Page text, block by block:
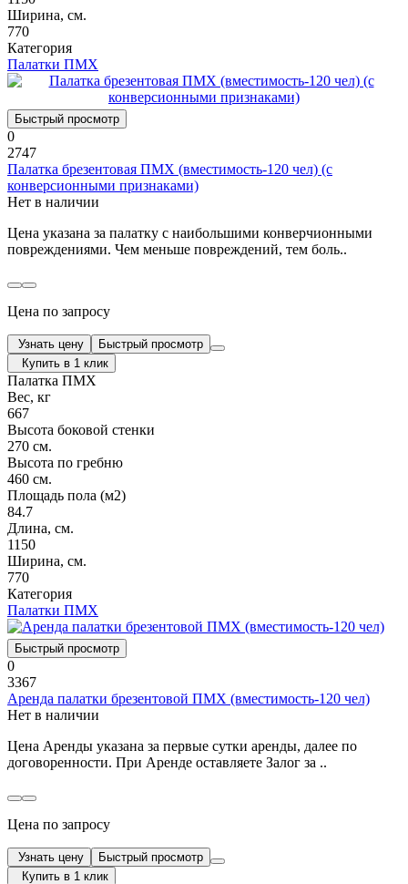
Ширина, см.
770
Категория
Палатки ПМХ
Быстрый просмотр
0
2747
Палатка брезентовая ПМХ (вместимость-120 чел) (с
конверсионными признаками)
Нет в наличии
Цена указана за палатку с наибольшими конверчионными
повреждениями. Чем меньше повреждений, тем боль..
Цена по запросу
Узнать цену
Быстрый просмотр
Купить в 1 клик
Палатка ПМХ
Вес, кг
667
Высота боковой стенки
270 см.
Высота по гребню
460 см.
Площадь пола (м2)
84.7
Длина, см.
1150
Ширина, см.
770
Категория
Палатки ПМХ
Быстрый просмотр
0
3367
Аренда палатки брезентовой ПМХ (вместимость-120 чел)
Нет в наличии
Цена Аренды указана за первые сутки аренды, далее по
договоренности. При Аренде оставляете Залог за ..
Цена по запросу
Узнать цену
Быстрый просмотр
Купить в 1 клик